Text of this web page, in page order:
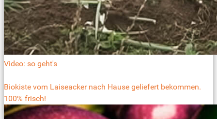
Video: so geht's
Biokiste vom Laiseacker nach Hause geliefert bekommen.
100% frisch!